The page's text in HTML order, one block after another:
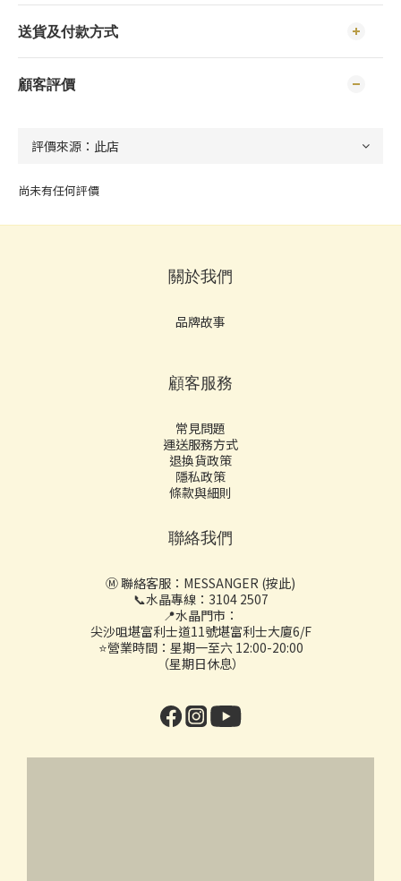
送貨及付款方式
顧客評價
尚未有任何評價
關於我們
品牌故事
顧客服務
常見問題
運送服務方式
退換貨政策
隱私政策
條款與細則
聯絡我們
Ⓜ️ 聯絡客服： MESSANGER (按此)
📞水晶專線：3104 2507
📍水晶門市：
尖沙咀堪富利士道11號堪富利士大廈6/F
⭐營業時間：星期一至六 12:00-20:00
（星期日休息）